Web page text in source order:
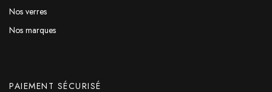
Nos verres
Nos marques
PAIEMENT SÉCURISÉ